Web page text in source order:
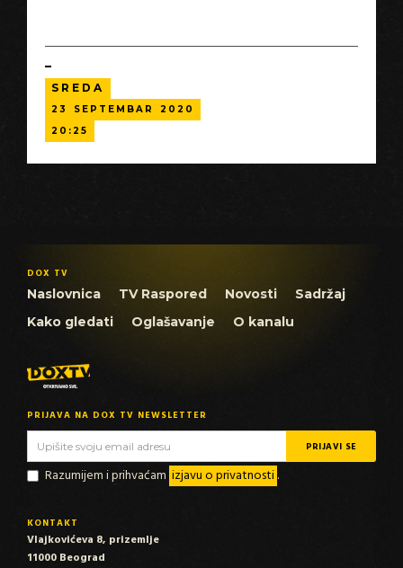
SREDA
23 SEPTEMBAR
2020
20:25
DOX TV
Naslovnica TV Raspored Novosti
Sadržaj
Kako gledati
Oglašavanje O kanalu
PRIJAVA NA DOX TV NEWSLETTER
Razumijem i prihvaćam izjavu o privatnosti.
KONTAKT
Vlajkovićeva 8, prizemlje
11000 Beograd